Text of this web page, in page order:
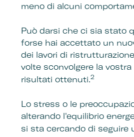
meno di alcuni
Può darsi che ci sia stato
forse hai accettato un
dei lavori di
volte sconvolgere la
risultati ottenuti.2
Lo stress o le
alterando l'equilibrio
si sta cercando di seguire